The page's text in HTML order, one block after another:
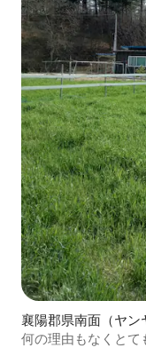
襄陽郡県南面（ヤン
ン）のペンション
何の理由もなくとて